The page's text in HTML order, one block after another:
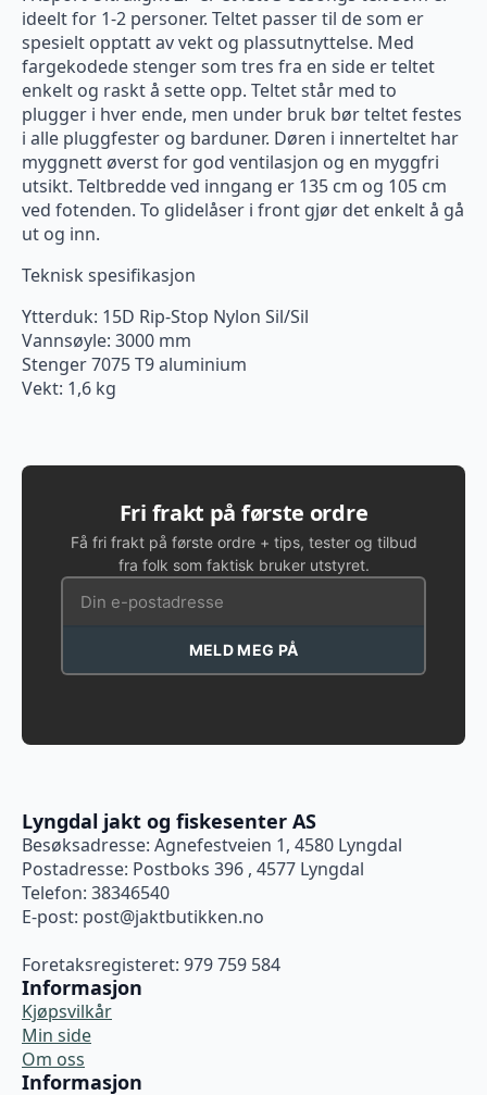
ideelt for 1-2 personer. Teltet passer til de som er
spesielt opptatt av vekt og plassutnyttelse. Med
fargekodede stenger som tres fra en side er teltet
enkelt og raskt å sette opp. Teltet står med to
plugger i hver ende, men under bruk bør teltet festes
i alle pluggfester og barduner. Døren i innerteltet har
myggnett øverst for god ventilasjon og en myggfri
utsikt. Teltbredde ved inngang er 135 cm og 105 cm
ved fotenden. To glidelåser i front gjør det enkelt å gå
ut og inn.
Teknisk spesifikasjon
Ytterduk: 15D Rip-Stop Nylon Sil/Sil
Vannsøyle: 3000 mm
Stenger 7075 T9 aluminium
Vekt: 1,6 kg
Fri frakt på første ordre
Få fri frakt på første ordre + tips, tester og tilbud
fra folk som faktisk bruker utstyret.
MELD MEG PÅ
Lyngdal jakt og fiskesenter AS
Besøksadresse: Agnefestveien 1, 4580 Lyngdal
Postadresse: Postboks 396 , 4577 Lyngdal
Telefon: 38346540
E-post: post@jaktbutikken.no
Foretaksregisteret: 979 759 584
Informasjon
Kjøpsvilkår
Min side
Om oss
Informasjon